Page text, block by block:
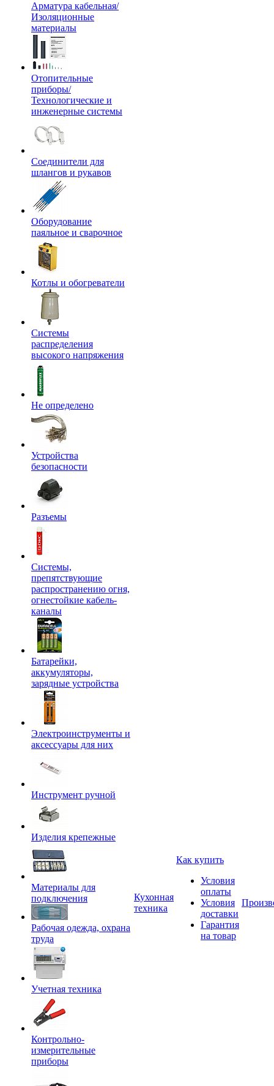
Арматура кабельная/
Изоляционные
материалы
Отопительные
приборы/
Технологические и
инженерные системы
Соединители для
шлангов и рукавов
Оборудование
паяльное и сварочное
Котлы и обогреватели
Системы
распределения
высокого напряжения
Не определено
Устройства
безопасности
Разъемы
Системы,
препятствующие
распространению огня,
огнестойкие кабель-
каналы
Батарейки,
аккумуляторы,
зарядные устройства
Электроинструменты и
аксессуары для них
Инструмент ручной
Изделия крепежные
Материалы для
подключения
Рабочая одежда, охрана
труда
Учетная техника
Контрольно-
измерительные
приборы
Кухонная
техника
Как купить
Условия
оплаты
Условия
доставки
Гарантия
на товар